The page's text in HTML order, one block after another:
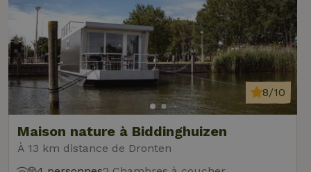
Maison nature à Biddinghuizen
À 13 km distance de Dronten
8/10